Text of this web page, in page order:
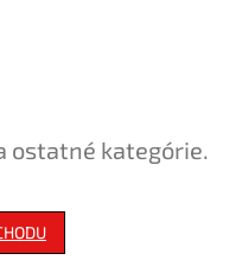
ostatné kategórie.